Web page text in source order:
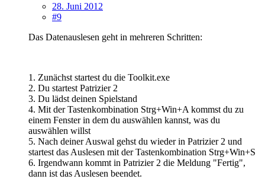
28. Juni 2012
#9
Das Datenauslesen geht in mehreren Schritten:
1. Zunächst startest du die Toolkit.exe
2. Du startest Patrizier 2
3. Du lädst deinen Spielstand
4. Mit der Tastenkombination Strg+Win+A kommst du zu
einem Fenster in dem du auswählen kannst, was du
auswählen willst
5. Nach deiner Auswal gehst du wieder in Patrizier 2 und
startest das Auslesen mit der Tastenkombination Strg+Win+S
6. Irgendwann kommt in Patrizier 2 die Meldung "Fertig",
dann ist das Auslesen beendet.